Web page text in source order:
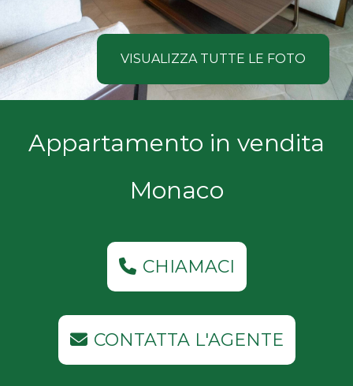
VISUALIZZA TUTTE LE FOTO
Appartamento in vendita
Monaco
CHIAMACI
CONTATTA L'AGENTE
COSA
CERCANO
NOSTRI
Comune
Tipologia
-
Industriali